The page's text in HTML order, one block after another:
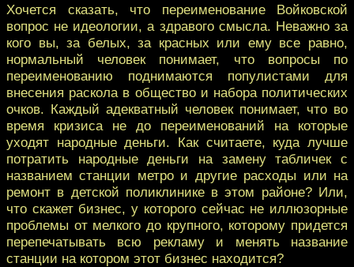
Хочется сказать, что переименование Войковской
вопрос не идеологии, а здравого смысла. Неважно за
кого вы, за белых, за красных или ему все равно,
нормальный человек понимает, что вопросы по
переименованию поднимаются популистами для
внесения раскола в общество и набора политических
очков. Каждый адекватный человек понимает, что во
время кризиса не до переименований на которые
уходят народные деньги. Как считаете, куда лучше
потратить народные деньги на замену табличек с
названием станции метро и другие расходы или на
ремонт в детской поликлинике в этом районе? Или,
что скажет бизнес, у которого сейчас не иллюзорные
проблемы от мелкого до крупного, которому придется
перепечатывать всю рекламу и менять название
станции на котором этот бизнес находится?